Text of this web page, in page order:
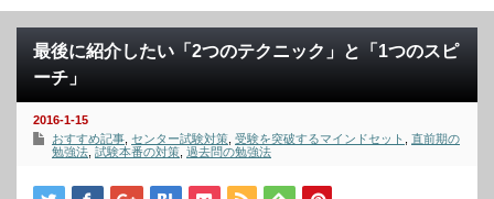
最後に紹介したい「2つのテクニック」と「1つのスピ
ーチ」
2016-1-15
おすすめ記事 センター試験対策 受験を突破するマインドセット
直前期の
勉強法 試験本番の対策 過去問の勉強法